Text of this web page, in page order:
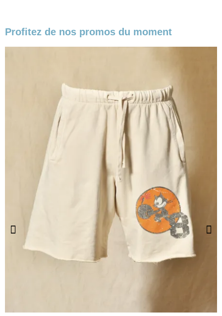
Profitez de nos promos du moment